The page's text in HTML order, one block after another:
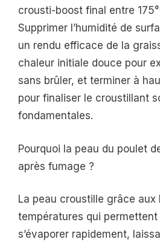
crousti-boost final entre
Supprimer l’humidité de
un rendu efficace de la
chaleur initiale douce pour
sans brûler, et terminer à
pour finaliser le croustillant
fondamentales.
Pourquoi la peau du poulet
après fumage ?
La peau croustille grâce aux
températures qui permettent
s’évaporer rapidement,